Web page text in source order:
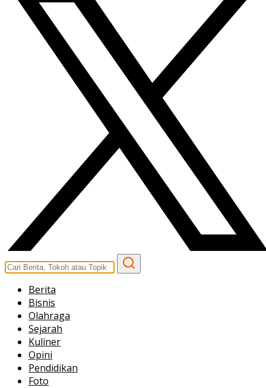
Berita
Bisnis
Olahraga
Sejarah
Kuliner
Opini
Pendidikan
Foto